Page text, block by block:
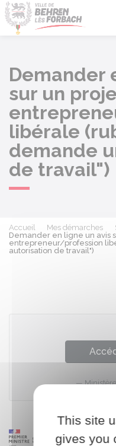
Demander
sur un
libérale
demande
de travail")
Accueil Mes démarches
Demander en ligne un avis
entrepreneur/profession
autorisation de travail")
This site
gives you